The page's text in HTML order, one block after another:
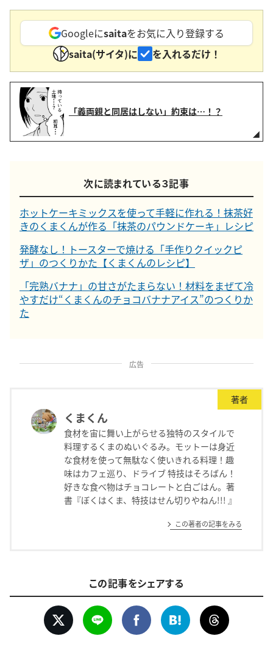
Googleにsaitaをお気に入り登録する
saita(サイタ)に
を入れるだけ！
「義両親と同居はしない」約束は…！？
次に読まれている３記事
ホットケーキミックスを使って手軽に作れる！抹茶好
きのくまくんが作る「抹茶のパウンドケーキ」レシピ
発酵なし！トースターで焼ける「手作りクイックピ
ザ」のつくりかた【くまくんのレシピ】
「完熟バナナ」の甘さがたまらない！材料をまぜて冷
やすだけ“くまくんのチョコバナナアイス”のつくりか
た
広告
著者
くまくん
食材を宙に舞い上がらせる独特のスタイルで
料理するくまのぬいぐるみ。モットーは身近
な食材を使って無駄なく使いきれる料理！趣
味はカフェ巡り、ドライブ 特技はそろばん！
好きな食べ物はチョコレートと白ごはん。著
書『ぼくはくま、特技はせん切りやねん!!! 』
この著者の記事をみる
この記事をシェアする